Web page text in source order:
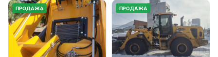
ПРОДАЖА ПРОДАЖА